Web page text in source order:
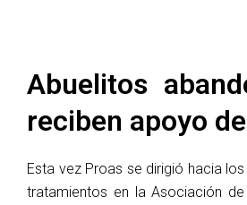
Abuelitos
reciben apoyo
Esta vez Proas se dirigió hacia
tratamientos en la Asociación